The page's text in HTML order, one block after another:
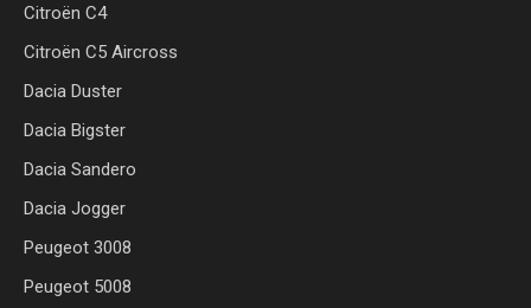
Citroën C4
Citroën C5 Aircross
Dacia Duster
Dacia Bigster
Dacia Sandero
Dacia Jogger
Peugeot 3008
Peugeot 5008